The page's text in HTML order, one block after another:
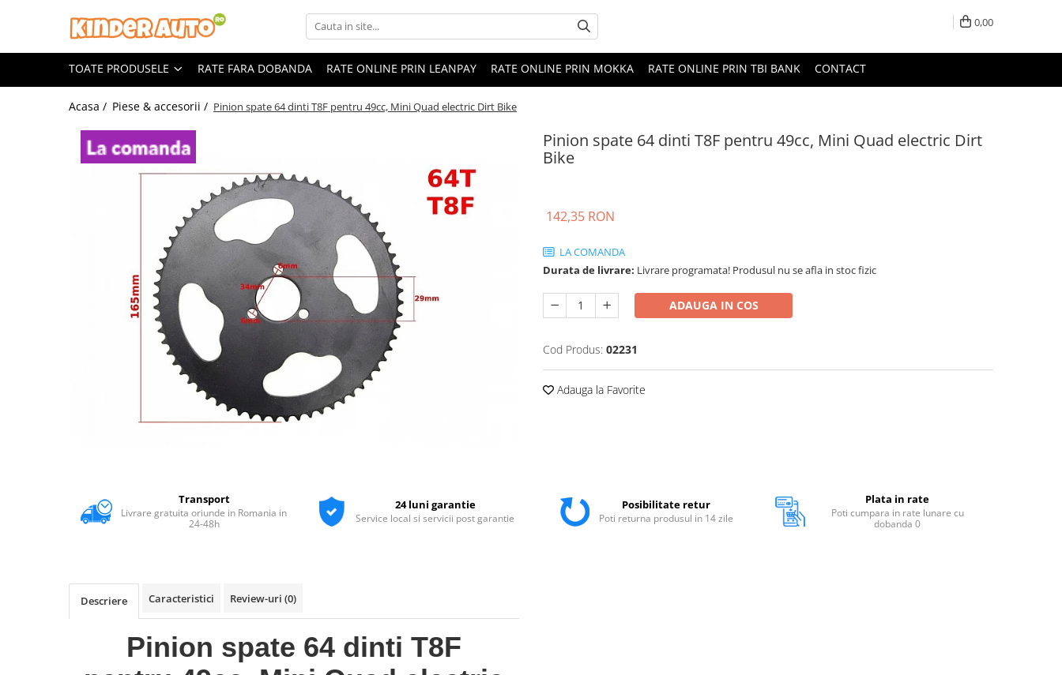
Toate Produsele
Produse in stoc
Masinute electrice
ATV & UTV Electrice
Vehicule electrice adulti
Jucarii RC cu telecomanda
0,00
TOATE PRODUSELE RATE FARA DOBANDA RATE ONLINE PRIN LEANPAY RATE ONLINE PRIN MOKKA RATE ONLINE PRIN TBI BANK CONTACT
Acasa / Piese & accesorii / Pinion spate 64 dinti T8F pentru 49cc, Mini Quad electric Dirt Bike
Pinion spate 64 dinti T8F pentru 49cc, Mini Quad electric Dirt
Bike
142,35 RON
LA COMANDA
Durata de livrare: Livrare programata! Produsul nu se afla in stoc fizic
ADAUGA IN COS
Cod Produs: 02231
Adauga la Favorite
Transport
Livrare gratuita oriunde in Romania in
24-48h
24 luni garantie
Service local si servicii post garantie
Posibilitate retur
Poti returna produsul in 14 zile
Plata in rate
Poti cumpara in rate lunare cu
dobanda 0
Descriere Caracteristici Review-uri (0)
Pinion spate 64 dinti T8F